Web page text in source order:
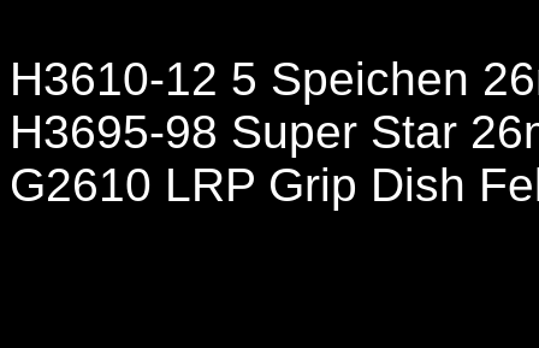
H3610-12 5 Speichen
H3695-98 Super Star
G2610 LRP Grip Dish